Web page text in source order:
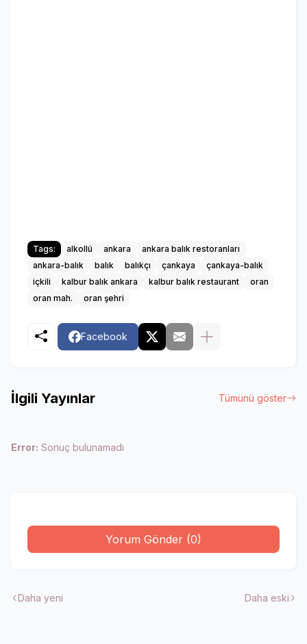
Tags: alkollü ankara
ankara balık restoranları
ankara-balık
balık balıkçı çankaya
çankaya-balık
içkili
kalbur balık ankara kalbur balık restaurant
oran
oran mah.
oran şehri
Facebook
İlgili Yayınlar Tümünü göster
Error: Sonuç bulunamadı
Yorum Gönder (0)
Daha yeni Daha eski